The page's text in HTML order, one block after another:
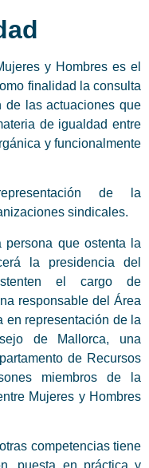
y Hombres es el
finalidad la consulta
de las actuaciones que
de igualdad entre
y funcionalmente
de la
sindicales.
persona que ostenta la
la presidencia del
el cargo de
responsable del Área
en representación de la
de Mallorca, una
de Recursos
miembros de la
Mujeres y Hombres
competencias tiene
puesta en práctica y